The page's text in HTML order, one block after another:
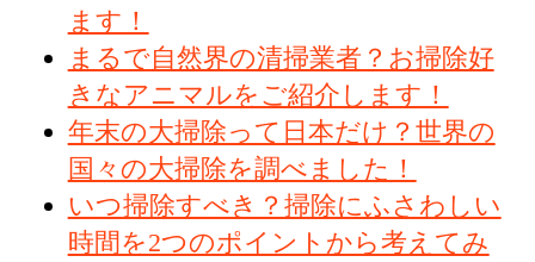
ます！
まるで自然界の清掃業者？お掃除好
きなアニマルをご紹介します！
年末の大掃除って日本だけ？世界の
国々の大掃除を調べました！
いつ掃除すべき？掃除にふさわしい
時間を2つのポイントから考えてみ